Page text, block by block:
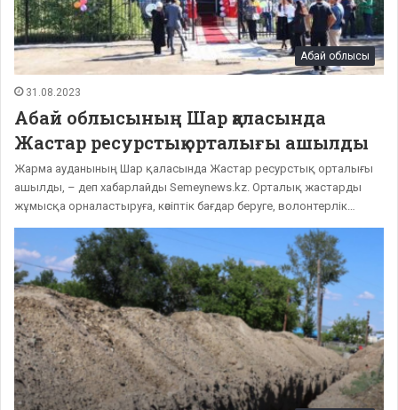
Абай облысы
31.08.2023
Абай облысының Шар қаласында
Жастар ресурстық орталығы ашылды
Жарма ауданының Шар қаласында Жастар ресурстық орталығы
ашылды, – деп хабарлайды Semeynews.kz. Орталық жастарды
жұмысқа орналастыруға, кәсіптік бағдар беруге, волонтерлік…